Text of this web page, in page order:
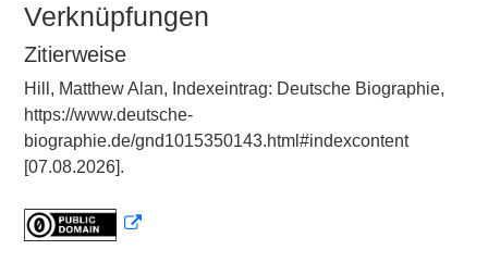
Verknüpfungen
Zitierweise
Hill, Matthew Alan, Indexeintrag: Deutsche Biographie,
https://www.deutsche-
biographie.de/gnd1015350143.html#indexcontent
[07.08.2026].